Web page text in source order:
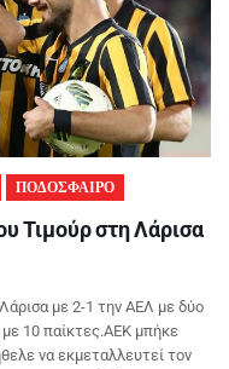
ΠΟΔΟΣΦΑΙΡΟ
Τιμούρ στη Λάρισα
με 2-1 την ΑΕΛ με δύο
10 παίκτες.ΑΕΚ μπήκε
να εκμεταλλευτεί τον